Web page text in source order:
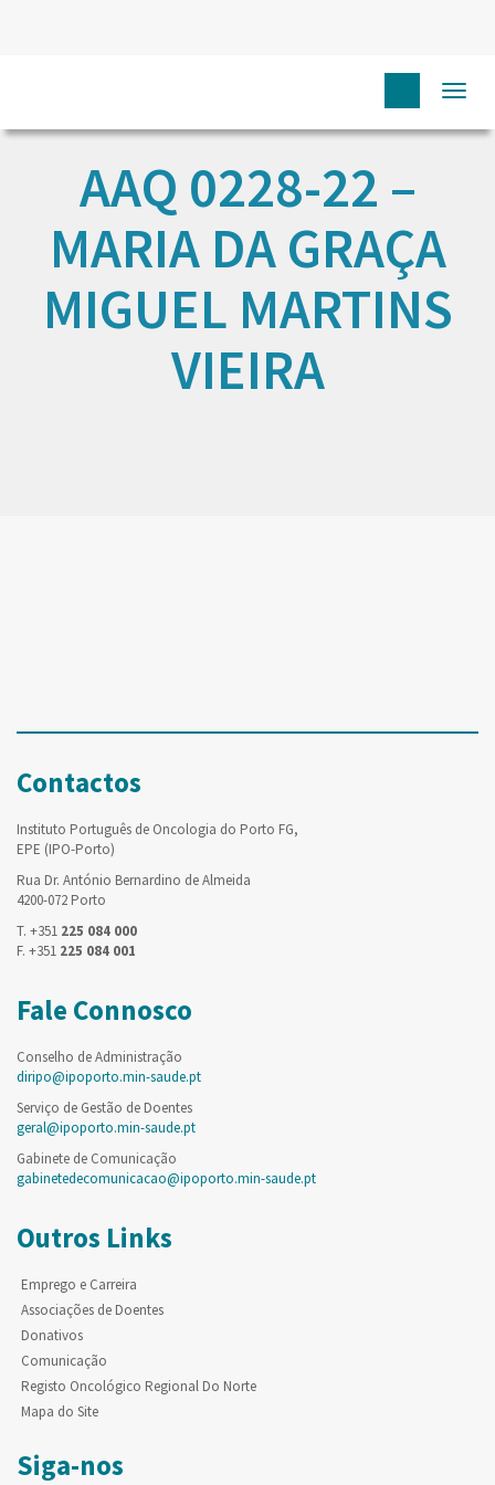
AAQ 0228-22 –
MARIA DA GRAÇA
MIGUEL MARTINS
VIEIRA
Contactos
Instituto Português de Oncologia do Porto FG,
EPE (IPO-Porto)
Rua Dr. António Bernardino de Almeida
4200-072 Porto
T. +351 225 084 000
F. +351 225 084 001
Fale Connosco
Conselho de Administração
diripo@ipoporto.min-saude.pt
Serviço de Gestão de Doentes
geral@ipoporto.min-saude.pt
Gabinete de Comunicação
gabinetedecomunicacao@ipoporto.min-saude.pt
Outros Links
Emprego e Carreira
Associações de Doentes
Donativos
Comunicação
Registo Oncológico Regional Do Norte
Mapa do Site
Siga-nos